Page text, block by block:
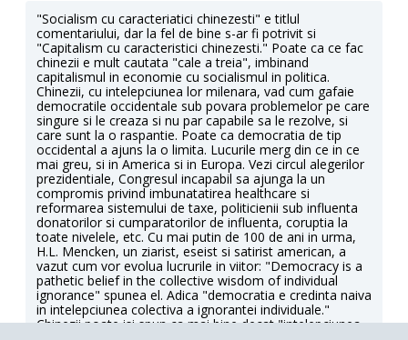
"Socialism cu caracteriatici chinezesti" e titlul
comentariului, dar la fel de bine s-ar fi potrivit si
"Capitalism cu caracteristici chinezesti." Poate ca ce fac
chinezii e mult cautata "cale a treia", imbinand
capitalismul in economie cu socialismul in politica.
Chinezii, cu intelepciunea lor milenara, vad cum gafaie
democratile occidentale sub povara problemelor pe care
singure si le creaza si nu par capabile sa le rezolve, si
care sunt la o raspantie. Poate ca democratia de tip
occidental a ajuns la o limita. Lucurile merg din ce in ce
mai greu, si in America si in Europa. Vezi circul alegerilor
prezidentiale, Congresul incapabil sa ajunga la un
compromis privind imbunatatirea healthcare si
reformarea sistemului de taxe, politicienii sub influenta
donatorilor si cumparatorilor de influenta, coruptia la
toate nivelele, etc. Cu mai putin de 100 de ani in urma,
H.L. Mencken, un ziarist, eseist si satirist american, a
vazut cum vor evolua lucrurile in viitor: "Democracy is a
pathetic belief in the collective wisdom of individual
ignorance" spunea el. Adica "democratia e credinta naiva
in intelepciunea colectiva a ignorantei individuale."
Chinezii poate isi spun ca mai bine decat "intelepciunea